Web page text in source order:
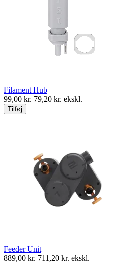
Filament Hub
99,00 kr. 79,20 kr. ekskl.
Tilføj
Feeder Unit
889,00 kr. 711,20 kr. ekskl.